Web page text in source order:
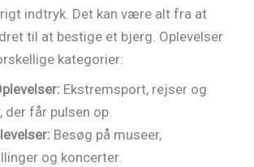
indtryk. Det kan være alt fra at
til at bestige et bjerg. Oplevelser
kategorier:
Ekstremsport, rejser og
der får pulsen op.
Besøg på museer,
og koncerter.